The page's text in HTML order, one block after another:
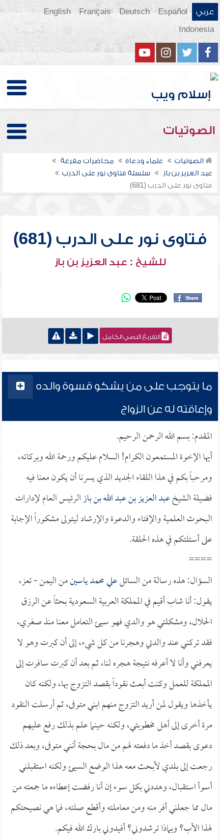
عربي Español
Deutsch
Français
English
Indonesia
الصوتيات
الصوتيات علماء ودعاة
محاضرات مفرغة
عبد العزيز بن باز
سلسلة فتاوى نور على الدرب
فتاوى نور على الدرب (681)
فتاوى نور على الدرب (681)
للشيخ : عبد العزيز بن باز
التفريغ النصي الكامل
ما يتوجب على من يشكو قسوة والده
وإعاقته له عن الزواج
المقدم: بسم الله الرحمن الرحيم.
أيها الإخوة المستمعون الكرام! السلام عليكم ورحمة الله وبركاته،
ومرحباً بكم في هذا اللقاء الجديد الذي يسرنا أن يكون معنا فيه
فضيلة الشيخعبد العزيز بن عبد الله بن بازالرئيس العام لإدارات
البحوث العلمية والإفتاء والدعوة والإرشاد ليتولى مشكوراً الإجابة
على أسئلتكم في هذه الحلقة.
====
السؤال: هذه رسالة من السائلعلي محمد ياسينمن اليمن - تعز،
يقول: أنا شاب أقيم في المملكة العربية السعودية بحثاً عن الرزق
الحلال، ومشكلتي هو والدي فهو سيئ التعامل معنا منذ صغري،
فقد تركني عند والدتي وهجرنا من كل شيء، إلى أن كبرت وهو لا
يعرفني وأنا لا أعرفه نتيجة هجره لنا، ثم بعد أن كبرت سافرت إلى
المملكة للعمل وكنت أبعث نقوداً بقصد التزوج بها، ولكنه كان
يأخذها ويقول لمن أريد التزوج منهم ابني متوفى، ثم أرسلت النقود
مرة أخرى إلى أهل مخطوبتي، ولكنه حينما علم بذلك رفع عليهم
دعوى بقصد أخذ ما دفعته لهم من مال بحجة أنني متوفى، وبعد ذلك
رجعت إلى بلدي لأبحث معه هذا الوضع السيئ ولكنه استقبلني
أسوأ استقبال، وهددني بكل سوء إن أنا رفضت إعطاءه ما جمعته من
مال مما جعلني أفر منه ومن معاملته وأقطع صلته، فما هي نصيحتكم
لهذا الأب؟ وبماذا ترشدوني؟ أفيدوني بارك الله فيكم.